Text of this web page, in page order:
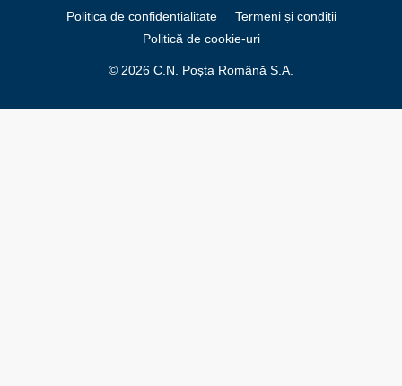
Politica de confidențialitate
Termeni și condiții
Politică de cookie-uri
© 2026 C.N. Poșta Română S.A.